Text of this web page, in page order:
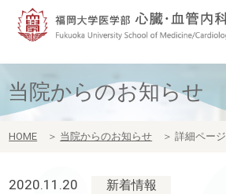
当院からのお知らせ
HOME ＞ 当院からのお知らせ ＞ 詳細ページ
2020.11.20 新着情報